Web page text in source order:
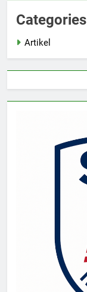
Categories
Artikel